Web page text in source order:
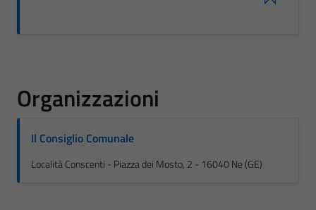
Organizzazioni
Il Consiglio Comunale
Località Conscenti - Piazza dei Mosto, 2 - 16040 Ne (GE)